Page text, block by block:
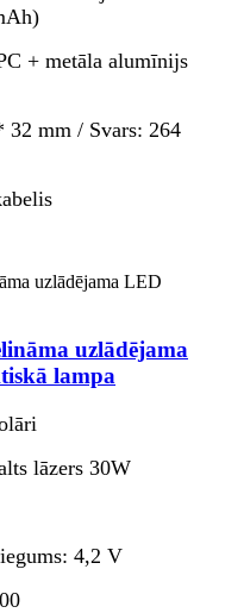
+ metāla alumīnijs
mm / Svars: 264
uzlādējama
lampa
lāzers 30W
4,2 V